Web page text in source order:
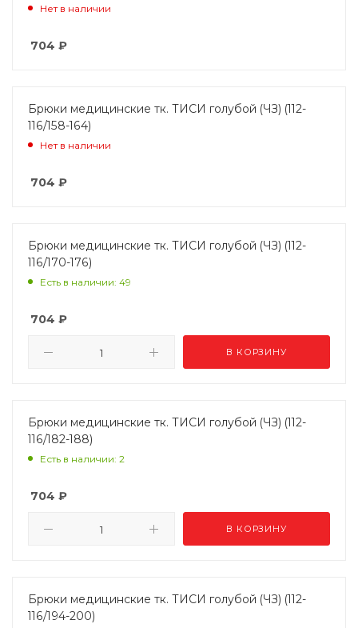
Нет в наличии
704 ₽
Брюки медицинские тк. ТИСИ голубой (ЧЗ) (112-
116/158-164)
Нет в наличии
704 ₽
Брюки медицинские тк. ТИСИ голубой (ЧЗ) (112-
116/170-176)
Есть в наличии: 49
704 ₽
В КОРЗИНУ
Брюки медицинские тк. ТИСИ голубой (ЧЗ) (112-
116/182-188)
Есть в наличии: 2
704 ₽
В КОРЗИНУ
Брюки медицинские тк. ТИСИ голубой (ЧЗ) (112-
116/194-200)